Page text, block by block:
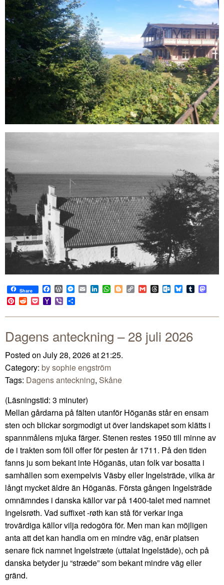
Share Facebook
WordPress
Messenger
EmailLinkedIn
WhatsApp
BloggerCopy
Link
GmailThreadsOutlook.com
BlueskyTumblr
Pinterest
RedditPocketYahoo
Mail
Viber
Dagens anteckning – 28 juli 2026
Posted on July 28, 2026 at 21:25.
Category: by sophie engström
Tags: Dagens anteckning, Skåne
(Läsningstid: 3 minuter)
Mellan gårdarna på fälten utanför Höganäs står en ensam
sten och blickar sorgmodigt ut över landskapet som klätts i
spannmålens mjuka färger. Stenen restes 1950 till minne av
de i trakten som föll offer för pesten år 1711. På den tiden
fanns ju som bekant inte Höganäs, utan folk var bosatta i
samhällen som exempelvis Väsby eller Ingelsträde, vilka är
långt mycket äldre än Höganäs. Första gången Ingelsträde
omnämndes i danska källor var på 1400-talet med namnet
Ingelsrøth. Vad suffixet -røth kan stå för verkar inga
trovärdiga källor vilja redogöra för. Men man kan möjligen
anta att det kan handla om en mindre väg, enär platsen
senare fick namnet Ingelstræte (uttalat Ingelstäde), och på
danska betyder ju “stræde” som bekant mindre väg eller
gränd.